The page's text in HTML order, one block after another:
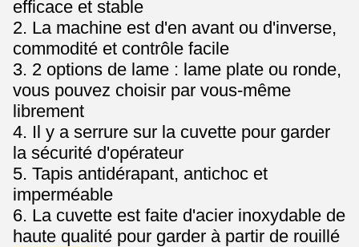
efficace et stable
2. La machine est d'en avant ou d'inverse,
commodité et contrôle facile
3. 2 options de lame : lame plate ou ronde,
vous pouvez choisir par vous-même
librement
4. Il y a serrure sur la cuvette pour garder
la sécurité d'opérateur
5. Tapis antidérapant, antichoc et
imperméable
6. La cuvette est faite d'acier inoxydable de
haute qualité pour garder à partir de rouillé